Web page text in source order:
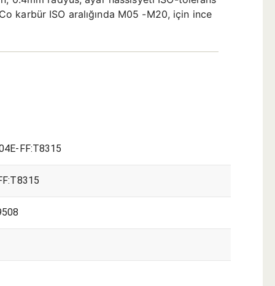
Co karbür ISO aralığında M05 -M20, için ince
FF:T8315